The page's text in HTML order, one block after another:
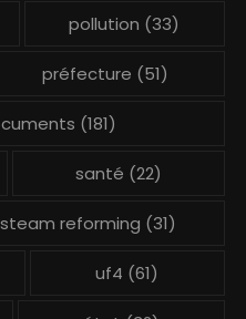
pollution (33)
préfecture (51)
(181)
santé (22)
steam reforming (31)
uf4 (61)